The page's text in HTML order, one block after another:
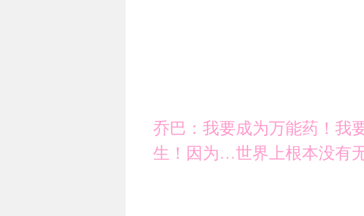
乔巴：我要成为万能药！我
生！因为…世界上根本没有